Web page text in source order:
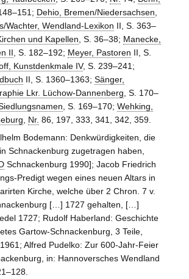
Dehio, Bremen/Niedersachsen
Wachter, Wendland-Lexikon II, S. 363–
und Kapellen , S. 36–38; Manecke,
II , S. 182–192; Meyer, Pastoren II, S.
Kunstdenkmale IV, S. 239–241;
II, S. 1360–1363; Sänger,
Lkr. Lüchow-Dannenberg , S. 170–
, S. 169–170; Wehking,
Nr. 86, 197, 333, 341, 342, 359.
Bodemann: Denkwürdigkeiten, die
Schnackenburg zugetragen haben,
Schnackenburg 1990]; Jacob Friedrich
Predigt wegen eines neuen Altars in
Kirche, welche über 2 Chron. 7 v.
[…] 1727 gehalten, […]
1727; Rudolf Haberland: Geschichte
Gartow-Schnackenburg, 3 Teile,
Alfred Pudelko: Zur 600-Jahr-Feier
in: Hannoversches Wendland